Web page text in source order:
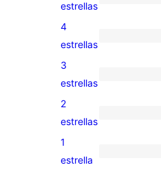
1
valoración
de
estrellas
0
valoraciones
de
4
estrellas
0
valoraciones
de
3
estrellas
0
valoraciones
de
2
estrellas
0
1
estrella